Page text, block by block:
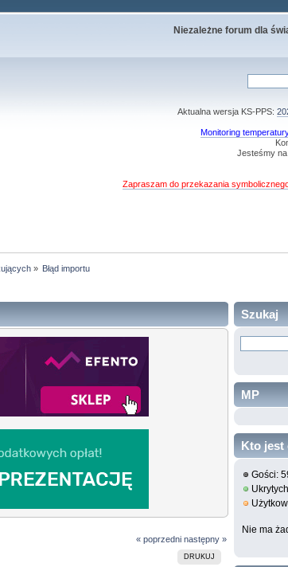
Niezależne forum dla
Aktualna wersja KS-PPS:
Monitoring
Jesteśmy na
Zapraszam do przekazania
» Błąd importu
« poprzedni następny »
DRUKUJ
Szukaj
MP
Kto jest
Gości:
Nie ma